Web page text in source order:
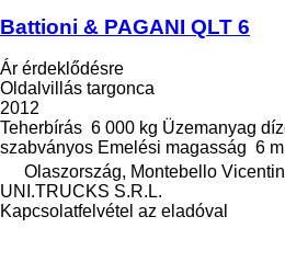
Battioni & PAGANI QLT 6
Ár érdeklődésre
Oldalvillás targonca
2012
Teherbírás 6 000 kg Üzemanyag
szabványos Emelési magasság 6 m
Olaszország, Montebello
UNI.TRUCKS S.R.L.
Kapcsolatfelvétel az eladóval